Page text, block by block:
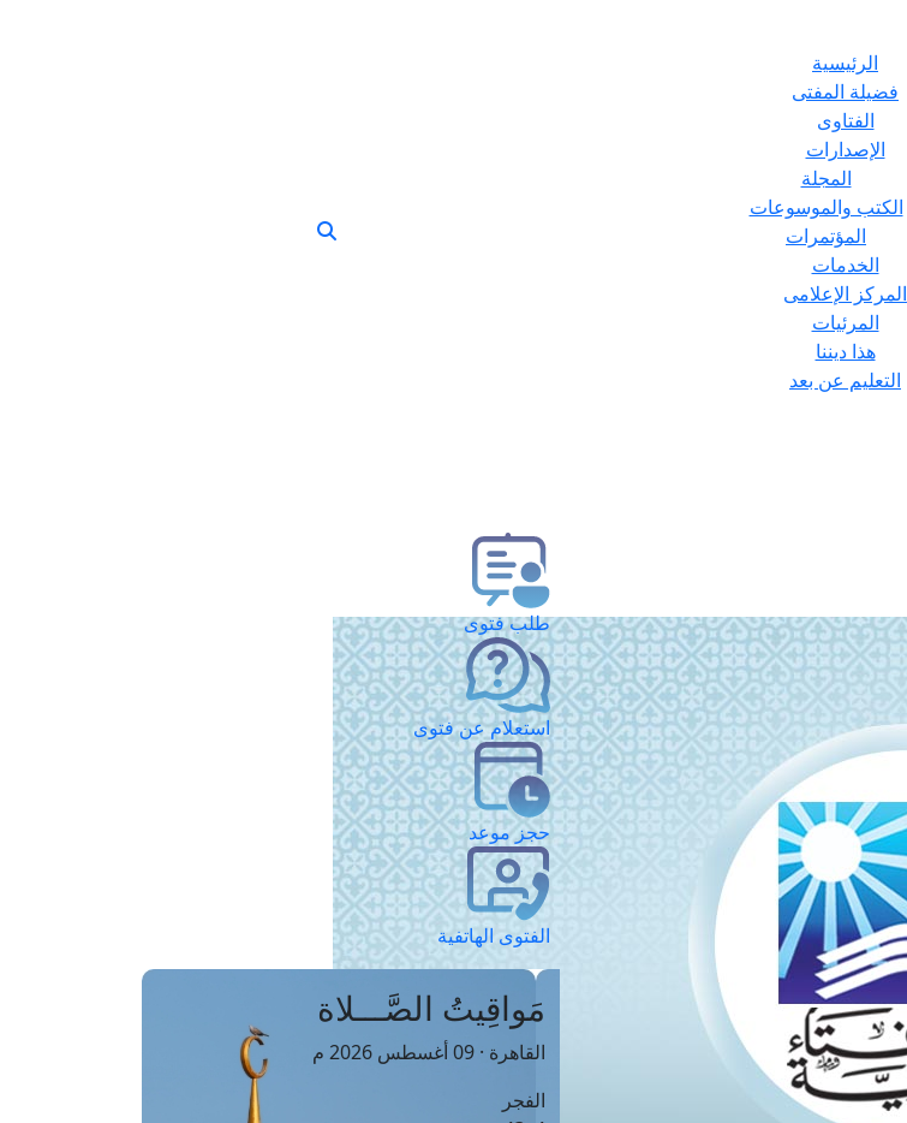
الرئيسية
فضيلة المفتى
الفتاوى
الإصدارات
المجلة
الكتب والموسوعات
المؤتمرات
الخدمات
المركز الإعلامى
المرئيات
هذا ديننا
التعليم عن بعد
طلب فتوى
استعلام عن فتوى
حجز موعد
الفتوى الهاتفية
مَواقِيتُ الصَّـــلاة
القاهرة · 09 أغسطس 2026 م
الفجر